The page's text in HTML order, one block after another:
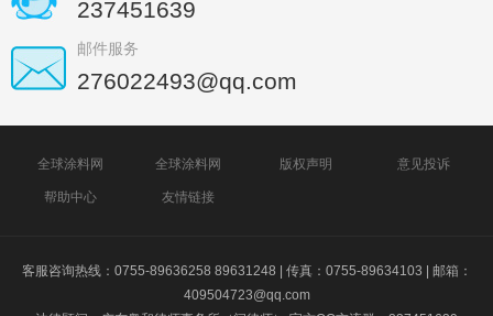
237451639
邮件服务
276022493@qq.com
全球涂料网 全球涂料网 版权声明 意见投诉
帮助中心 友情链接
客服咨询热线：0755-89636258 89631248 | 传真：0755-89634103 | 邮箱：
409504723@qq.com